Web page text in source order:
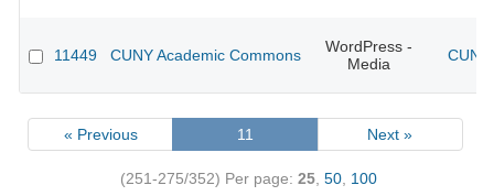
11449 CUNY Academic Commons
WordPress -
Media
« Previous 11 Next »
(251-275/352) Per page: 25 50 100